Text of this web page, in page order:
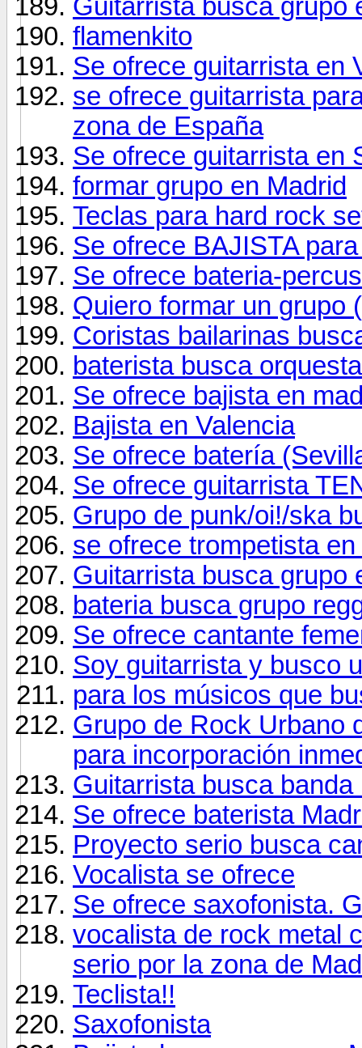
Guitarrista busca grupo
flamenkito
Se ofrece guitarrista en
se ofrece guitarrista
zona de España
Se ofrece guitarrista en
formar grupo en Madrid
Teclas para hard rock
Se ofrece BAJISTA
Se ofrece bateria-
Quiero formar un grupo
Coristas bailarinas
baterista busca orquesta
Se ofrece bajista en
Bajista en Valencia
Se ofrece batería
Se ofrece guitarrista
Grupo de punk/oi!/ska
se ofrece trompetista
Guitarrista busca grupo
bateria busca grupo
Se ofrece cantante
Soy guitarrista y busco
para los músicos que
Grupo de Rock Urbano
para incorporación
Guitarrista busca
Se ofrece baterista
Proyecto serio busca
Vocalista se ofrece
Se ofrece saxofonista.
vocalista de rock metal
serio por la zona de
Teclista!!
Saxofonista